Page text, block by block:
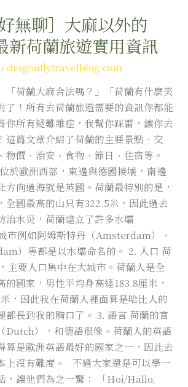
好無聊］大麻以外的
荷蘭旅遊實用資訊
/dragonflytravelblog.com
「荷蘭大麻合法嗎？」「荷蘭有什麼美
了！所有去荷蘭旅遊需要的資訊你都能
你所有疑難雜症，我幫你踩雷，讓你去
這篇文章介紹了荷蘭的主要景點、交
物價、治安、食物、節日、住宿等。
於歐洲西部，東邊與德國接壤，南邊
方向過海就是英國。荷蘭最特別的是，
全國最高的山只有322.5米，因此過去
治水災，荷蘭建立了許多水壩
市例如阿姆斯特丹（Amsterdam）、
）等都是以水壩命名的。 2. 人口 荷
主要人口集中在大城市。荷蘭人是全
的國家，男性平均身高達183.8厘米，
，因此我在荷蘭人裡面算是哈比人的
都長到我的胸口了。 3. 語言 荷蘭的官
Dutch），和德語很像。荷蘭人的英語
算是歐洲英語最好的國家之一，因此去
上沒有難度。 不過大家還是可以學一
，讓他們為之一驚： 「Hoi/Hallo,